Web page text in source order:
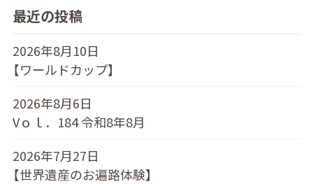
最近の投稿
2026年8月10日
【ワールドカップ】
2026年8月6日
Vｏｌ．184 令和8年8月
2026年7月27日
【世界遺産のお遍路体験】